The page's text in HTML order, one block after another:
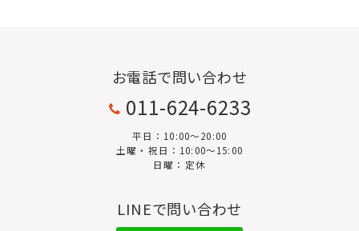
お電話で問い合わせ
011-624-6233
平日：10:00〜20:00
土曜・祝日：10:00～15:00
日曜：定休
LINEで問い合わせ